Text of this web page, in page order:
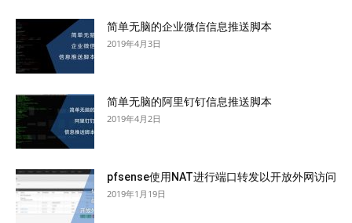
简单无脑的企业微信信息推送脚本
2019年4月3日
简单无脑的阿里钉钉信息推送脚本
2019年4月2日
pfsense使用NAT进行端口转发以开放外网访问
2019年1月19日